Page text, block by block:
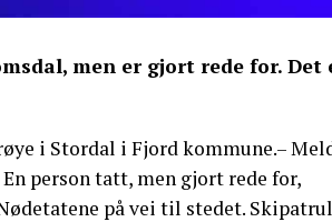
men er gjort rede for. Det
i Stordal i Fjord kommune.–
person tatt, men gjort rede for,
på vei til stedet.